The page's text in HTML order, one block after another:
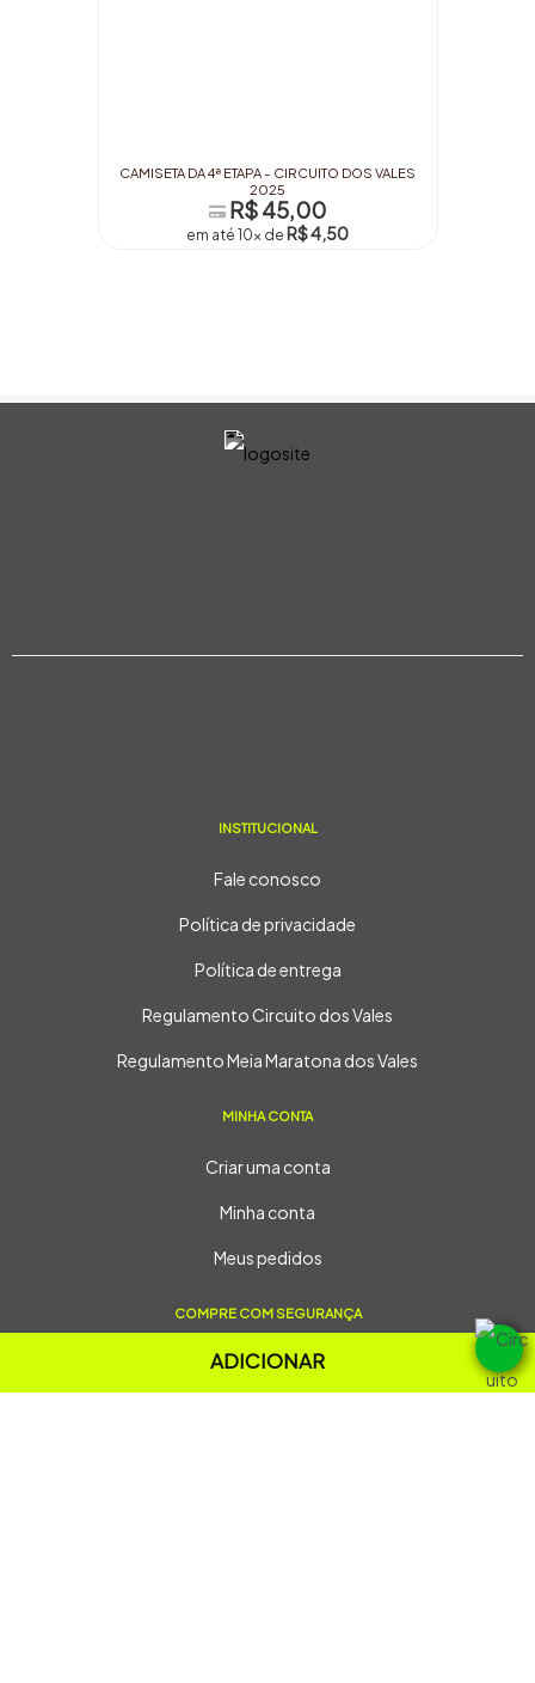
ADICIONAR
CAMISETA DA 4ª ETAPA - CIRCUITO DOS VALES
2025
R$ 45,00
em até 10x de R$ 4,50
INSTITUCIONAL
Fale conosco
Política de privacidade
Política de entrega
Regulamento Circuito dos Vales
Regulamento Meia Maratona dos Vales
MINHA CONTA
Criar uma conta
Minha conta
Meus pedidos
COMPRE COM SEGURANÇA
ACESSE NOSSO INSTAGRAM